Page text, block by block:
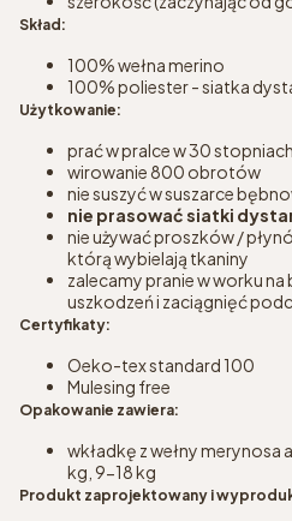
Skład:
100% wełna merino
100% poliester - siatka
Użytkowanie:
prać w pralce w 30 stopniach
wirowanie 800 obrotów
nie suszyć w suszarce
nie prasować siatki
nie używać proszków /
którą wybielają tkaniny
zalecamy pranie w worku na
uszkodzeń i zaciągnięć
Certyfikaty:
Oeko-tex standard 100
Mulesing free
Opakowanie zawiera:
wkładkę z wełny
kg, 9-18 kg
Produkt zaprojektowany i